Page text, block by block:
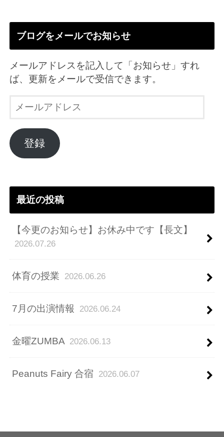
ブログをメールでお知らせ
メールアドレスを記入して「お知らせ」すれ
ば、更新をメールで受信できます。
ル
ア
ド
登録
最近の投稿
【今更のお知らせ】お休み中です【長文】
2026.07.26
体育の授業 2026.06.26
7月の出演情報 2026.06.24
金曜ZUMBA 2026.06.13
Peanuts Fairy 合宿 2026.06.07